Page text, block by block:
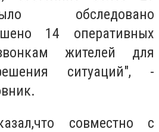
обследовано
14 оперативных
жителей для
ситуаций", -
совместно с